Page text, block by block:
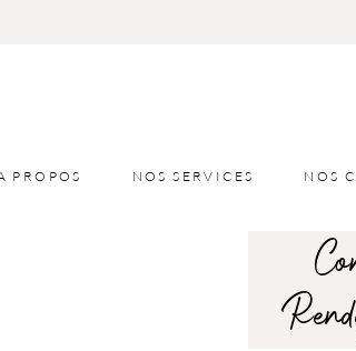
PROPOS NOS SERVICES NOS